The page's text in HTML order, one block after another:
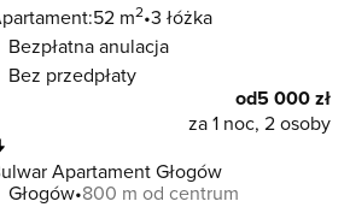
52 m2 3 łóżka
Bezpłatna anulacja
Bez przedpłaty
od5 000 zł
za 1 noc, 2 osoby
Apartament Głogów
Głogów 800 m od centrum